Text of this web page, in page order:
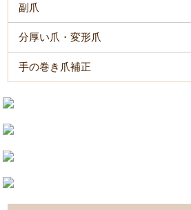
副爪
分厚い爪・変形爪
手の巻き爪補正